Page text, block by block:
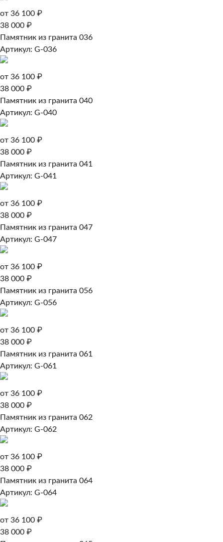
от 36 100 ₽
38 000 ₽
Памятник из гранита 036
Артикул: G-036
от 36 100 ₽
38 000 ₽
Памятник из гранита 040
Артикул: G-040
от 36 100 ₽
38 000 ₽
Памятник из гранита 041
Артикул: G-041
от 36 100 ₽
38 000 ₽
Памятник из гранита 047
Артикул: G-047
от 36 100 ₽
38 000 ₽
Памятник из гранита 056
Артикул: G-056
от 36 100 ₽
38 000 ₽
Памятник из гранита 061
Артикул: G-061
от 36 100 ₽
38 000 ₽
Памятник из гранита 062
Артикул: G-062
от 36 100 ₽
38 000 ₽
Памятник из гранита 064
Артикул: G-064
от 36 100 ₽
38 000 ₽